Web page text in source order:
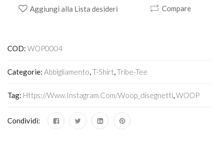
Aggiungi alla Lista desideri Compare
COD: WOP0004
Categorie: Abbigliamento,T-Shirt,Tribe-Tee
Tag: Https://www.instagram.com/woop_disegnetti,WOOP
Condividi: